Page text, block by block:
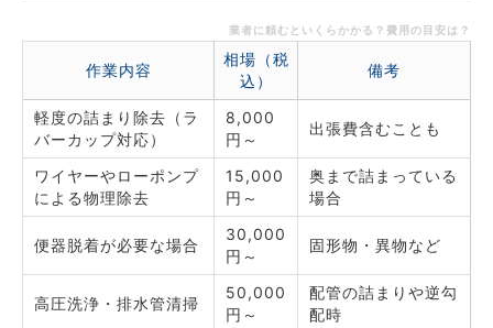
業者に頼むといくらかかる？費用の目安は？
作業内容
相場（税
込）
備考
軽度の詰まり除去（ラ
バーカップ対応）
8,000
円～
出張費含むことも
ワイヤーやローポンプ
による物理除去
15,000
円～
奥まで詰まっている
場合
便器脱着が必要な場合
30,000
円～
固形物・異物など
高圧洗浄・排水管清掃
50,000
円～
配管の詰まりや逆勾
配時